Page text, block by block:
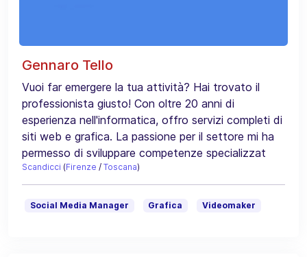
Gennaro Tello
Vuoi far emergere la tua attività? Hai trovato il
professionista giusto! Con oltre 20 anni di
esperienza nell'informatica, offro servizi completi di
siti web e grafica. La passione per il settore mi ha
permesso di sviluppare competenze specializzat
Scandicci (Firenze / Toscana)
Social Media Manager Grafica Videomaker